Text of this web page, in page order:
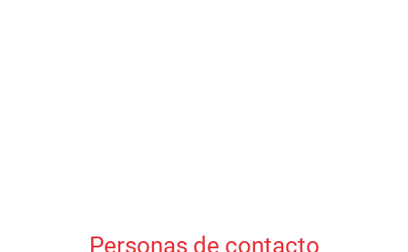
Personas de contacto